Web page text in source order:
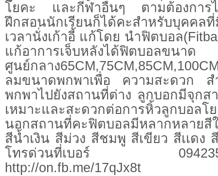
โยคะ และกีฬาอื่นๆ ตามต้องการ
ฝึกสอนนักเรียนก็ได้คะสำหรับบุคคลที่
เวลานั่งเก้าอี้ แก้โดย นำฟิตบอล
แก้อาการเจ็บหลังได้ฟิตบอ
ศูนย์กลาง
ลมขนาดพกพาเพื่อ ความสะดวก ส
พกพาไปยังสถานที่ต่าง ลูกบอกมีจุกส
เหมาะและสะดวกต่อการหิ้วลูกบอลโ
นอกสถานที่คะฟิตบอลมีหลากหล
สีน้ำเงิน สีม่วง สีชมพู สีเขียว สีเเดง
โทรด่วนที่เบอร์
http://on.fb.me/17qJx8t